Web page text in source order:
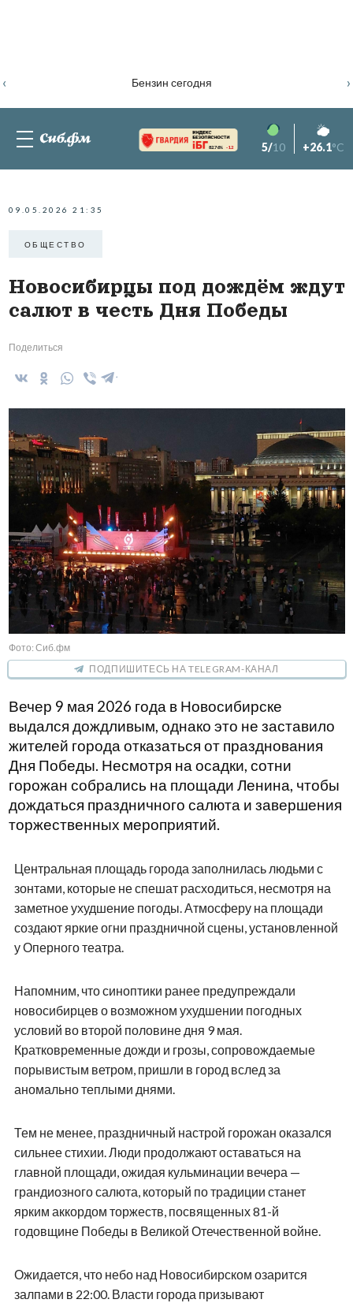
Бензин сегодня
‹ ›
82.76% -1.2 5/10 +26.1°C
09.05.2026 21:35
ОБЩЕСТВО
Новосибирцы под дождём ждут
салют в честь Дня Победы
Поделиться
Фото: Сиб.фм
ПОДПИШИТЕСЬ НА TELEGRAM-КАНАЛ
Вечер 9 мая 2026 года в Новосибирске
выдался дождливым, однако это не заставило
жителей города отказаться от празднования
Дня Победы. Несмотря на осадки, сотни
горожан собрались на площади Ленина, чтобы
дождаться праздничного салюта и завершения
торжественных мероприятий.
Центральная площадь города заполнилась людьми с
зонтами, которые не спешат расходиться, несмотря на
заметное ухудшение погоды. Атмосферу на площади
создают яркие огни праздничной сцены, установленной
у Оперного театра.
Напомним, что синоптики ранее предупреждали
новосибирцев о возможном ухудшении погодных
условий во второй половине дня 9 мая.
Кратковременные дожди и грозы, сопровождаемые
порывистым ветром, пришли в город вслед за
аномально теплыми днями.
Тем не менее, праздничный настрой горожан оказался
сильнее стихии. Люди продолжают оставаться на
главной площади, ожидая кульминации вечера —
грандиозного салюта, который по традиции станет
ярким аккордом торжеств, посвященных 81-й
годовщине Победы в Великой Отечественной войне.
Ожидается, что небо над Новосибирском озарится
залпами в 22:00. Власти города призывают